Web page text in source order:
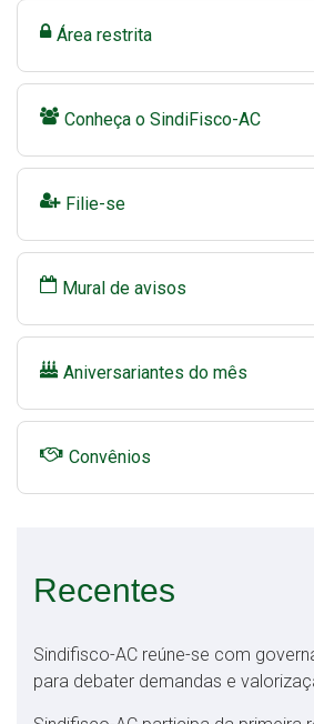
Área restrita
Conheça o SindiFisco-AC
Filie-se
Mural de avisos
Aniversariantes do mês
Convênios
Recentes
Sindifisco-AC reúne-se com
para debater demandas e